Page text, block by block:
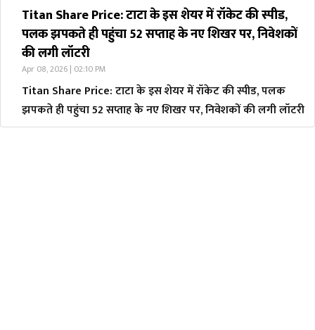
Titan Share Price: टाटा के इस शेयर में रॉकेट की स्पीड,
पलक झपकते ही पहुंचा 52 सप्ताह के नए शिखर पर, निवेशकों
की लगी लॉटरी
Apr 08, 2026 | 02:10 PM
Titan Share Price: टाटा के इस शेयर में रॉकेट की स्पीड, पलक
झपकते ही पहुंचा 52 सप्ताह के नए शिखर पर, निवेशकों की लगी लॉटरी